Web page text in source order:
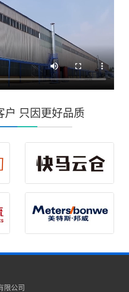
户 只因更好品质
限公司